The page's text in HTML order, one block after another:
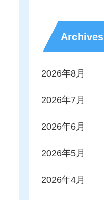
Archives
2026年8月
2026年7月
2026年6月
2026年5月
2026年4月